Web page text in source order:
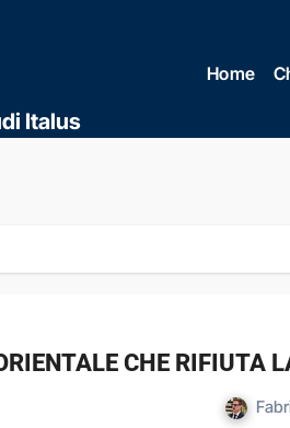
Italus
Home
CHE RIFIUTA